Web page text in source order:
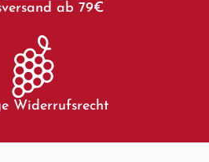
ab 79€
Widerrufsrecht